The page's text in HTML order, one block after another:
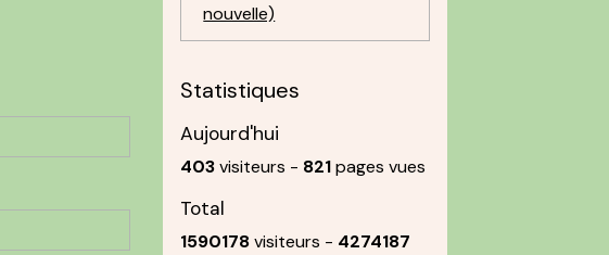
nouvelle)
Statistiques
Aujourd'hui
403visiteurs - 821pages vues
Total
1590178visiteurs - 4274187